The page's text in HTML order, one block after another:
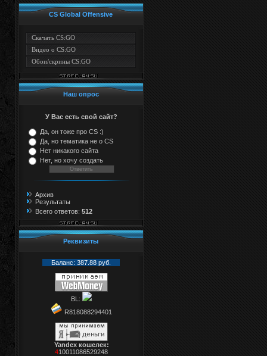
CS Global Offensive
Скачать CS:GO
Видео о CS:GO
Обои/скрины CS:GO
Наш опрос
У Вас есть свой сайт?
Да, он тоже про CS :)
Да, но тематика не о CS
Нет никакого сайта
Нет, но хочу создать
Архив
Результаты
Всего ответов: 512
Реквизиты
Баланс: 387.88 руб.
BL:
R818088294401
Yandex кошелек:
410011086529248